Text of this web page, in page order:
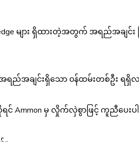
များ ရှိထားတဲ့အတွက် အရည်အချင်း ပ
ချင်းရှိသော ၀န်ထမ်းတစ်ဦး ရရှိလာ
Ammon မှ လှိုက်လှဲစွာဖြင့် ကူညီပေးပ